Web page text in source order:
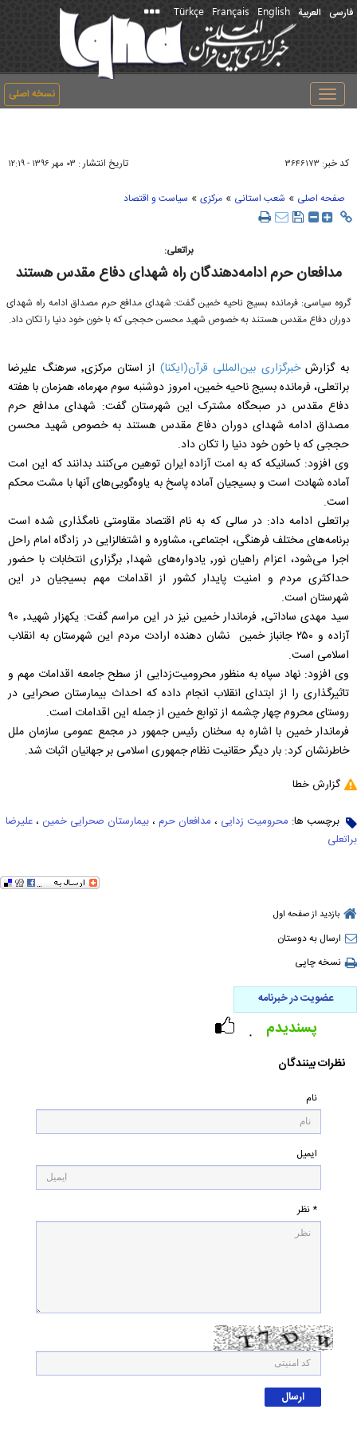
فارسی العربیة English
Français
Türkçe
نسخه اصلی
Toggle
navigation
کد خبر: ۳۶۴۶۱۷۳ تاریخ انتشار : ۰۳ مهر ۱۳۹۶ - ۱۲:۱۹
صفحه اصلی » شعب استانی » مرکزی » سیاست و اقتصاد
براتعلی:
مدافعان حرم ادامه‌دهندگان راه شهدای دفاع مقدس هستند
گروه سیاسی: فرمانده بسیج ناحیه خمین گفت: شهدای مدافع حرم مصداق ادامه راه شهدای
دوران دفاع مقدس هستند به خصوص شهید محسن حججی که با خون خود دنیا را تکان داد.
به گزارشخبرگزاری بین‌المللی قرآن(ایکنا)
از استان مرکزی٬ سرهنگ علیرضا
براتعلی، فرمانده بسیج ناحیه خمین، امروز دوشنبه سوم مهرماه، همزمان با هفته
دفاع مقدس در صبحگاه مشترک این شهرستان گفت: شهدای مدافع حرم
مصداق ادامه شهدای دوران دفاع مقدس هستند به خصوص شهید محسن
حججی که با خون خود دنیا را تکان داد.
وی افزود: کسانیکه که به امت آزاده ایران توهین می‌کنند بدانند که این امت
آماده شهادت است و بسیجیان آماده پاسخ به یاوه‌گویی‌های آنها با مشت محکم
است.
براتعلی ادامه داد: در سالی که به نام اقتصاد مقاومتی نامگذاری شده است
برنامه‌های مختلف فرهنگی، اجتماعی، مشاوره و اشتغالزایی در زادگاه امام راحل
اجرا می‌شود، اعزام راهیان نور٬ یادواره‌های شهدا٬ برگزاری انتخابات با حضور
حداکثری مردم و امنیت پایدار کشور از اقدامات مهم بسیجیان در این
شهرستان است.
سید مهدی ساداتی٬ فرماندار خمین نیز در این مراسم گفت: یکهزار شهید٬ ۹۰
آزاده و ۲۵۰ جانباز خمین نشان دهنده ارادت مردم این شهرستان به انقلاب
اسلامی است.
وی افزود: نهاد سپاه به منظور محرومیت‌زدایی از سطح جامعه اقدامات مهم و
تاثیرگذاری را از ابتدای انقلاب انجام داده که احداث بیمارستان صحرایی در
روستای محروم چهار چشمه از توابع خمین از جمله این اقدامات است.
فرماندار خمین با اشاره به سخنان رئیس جمهور در مجمع عمومی سازمان ملل
خاطرنشان کرد: بار دیگر حقانیت نظام جمهوری اسلامی بر جهانیان اثبات شد.
گزارش خطا
برچسب ها: محرومیت زدایی ، مدافعان حرم ، بیمارستان صحرایی خمین ، علیرضا
براتعلی
بازدید از صفحه اول
ارسال به دوستان
نسخه چاپی
عضویت در خبرنامه
۰ پسندیدم
نظرات بینندگان
نام
ایمیل
* نظر